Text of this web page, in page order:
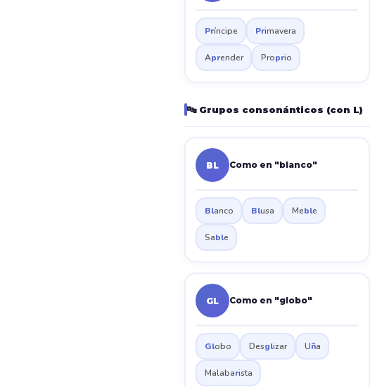
Príncipe Primavera
Aprender Proprio
🔤 Grupos consonánticos (con L)
BL Como en "blanco"
Blanco Blusa Meble
Sable
GL Como en "globo"
Globo Desglizar Uña
Malabarista